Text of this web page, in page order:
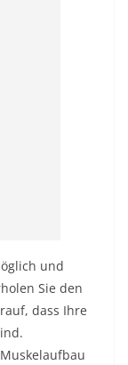
und
Sie den
dass Ihre